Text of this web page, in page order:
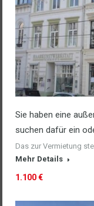
Sie haben eine
suchen dafür ein
Das zur Vermietung
Mehr Details
1.100 €